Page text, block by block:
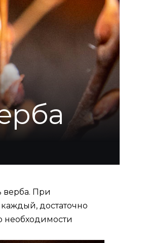
верба. При
достаточно
необходимости